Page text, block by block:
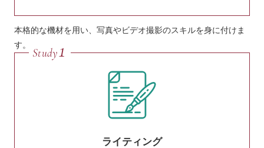
本格的な機材を用い、写真やビデオ撮影のスキルを身に付けま
す。
ライティング